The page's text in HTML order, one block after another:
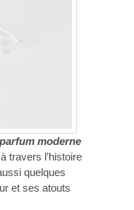
moderne
travers l’histoire
quelques
et ses atouts